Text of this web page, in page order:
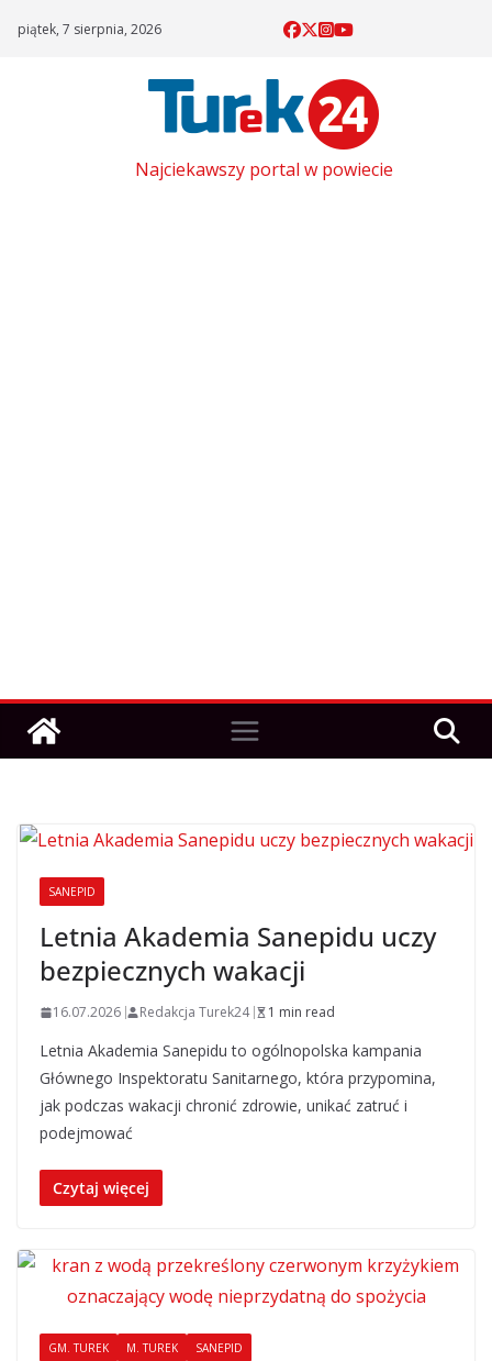
piątek, 7 sierpnia, 2026
Najciekawszy portal w powiecie
SANEPID
Letnia Akademia Sanepidu uczy
bezpiecznych wakacji
16.07.2026 Redakcja Turek24 1 min read
Letnia Akademia Sanepidu to ogólnopolska kampania
Głównego Inspektoratu Sanitarnego, która przypomina,
jak podczas wakacji chronić zdrowie, unikać zatruć i
podejmować
Czytaj więcej
GM. TUREK M. TUREK SANEPID